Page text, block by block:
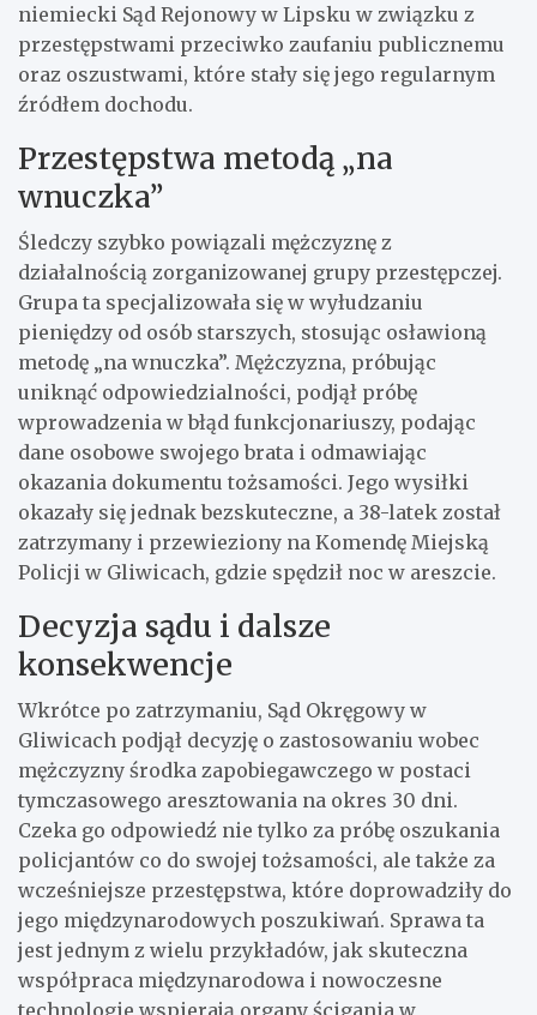
niemiecki Sąd Rejonowy w Lipsku w związku z
przestępstwami przeciwko zaufaniu publicznemu
oraz oszustwami, które stały się jego regularnym
źródłem dochodu.
Przestępstwa metodą „na
wnuczka”
Śledczy szybko powiązali mężczyznę z
działalnością zorganizowanej grupy przestępczej.
Grupa ta specjalizowała się w wyłudzaniu
pieniędzy od osób starszych, stosując osławioną
metodę „na wnuczka”. Mężczyzna, próbując
uniknąć odpowiedzialności, podjął próbę
wprowadzenia w błąd funkcjonariuszy, podając
dane osobowe swojego brata i odmawiając
okazania dokumentu tożsamości. Jego wysiłki
okazały się jednak bezskuteczne, a 38-latek został
zatrzymany i przewieziony na Komendę Miejską
Policji w Gliwicach, gdzie spędził noc w areszcie.
Decyzja sądu i dalsze
konsekwencje
Wkrótce po zatrzymaniu, Sąd Okręgowy w
Gliwicach podjął decyzję o zastosowaniu wobec
mężczyzny środka zapobiegawczego w postaci
tymczasowego aresztowania na okres 30 dni.
Czeka go odpowiedź nie tylko za próbę oszukania
policjantów co do swojej tożsamości, ale także za
wcześniejsze przestępstwa, które doprowadziły do
jego międzynarodowych poszukiwań. Sprawa ta
jest jednym z wielu przykładów, jak skuteczna
współpraca międzynarodowa i nowoczesne
technologie wspierają organy ścigania w